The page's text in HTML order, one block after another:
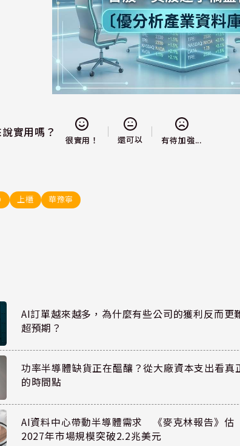
實用嗎？
很實用！ 還可以 有待加強...
上櫃 華豫寧
AI訂單越來越多，為什麼有些公司的獲利反而更
超預期？
功率半導體缺貨正在醞釀？從大廠資本支出看真
的時間點
AI資料中心帶動半導體需求 《麥克林報告》估
2027年市場規模突破2.2兆美元